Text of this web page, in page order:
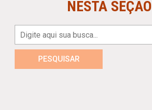
NESTA SEÇÃO
PESQUISAR